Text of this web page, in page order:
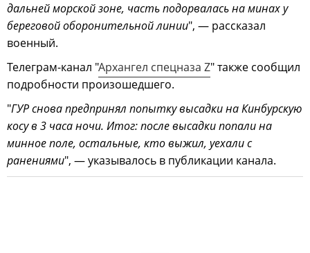
дальней морской зоне, часть подорвалась на минах у
береговой оборонительной линии", — рассказал
военный.
Телеграм-канал "Архангел спецназа Z" также сообщил
подробности произошедшего.
"ГУР снова предпринял попытку высадки на Кинбурскую
косу в 3 часа ночи. Итог: после высадки попали на
минное поле, остальные, кто выжил, уехали с
ранениями", — указывалось в публикации канала.